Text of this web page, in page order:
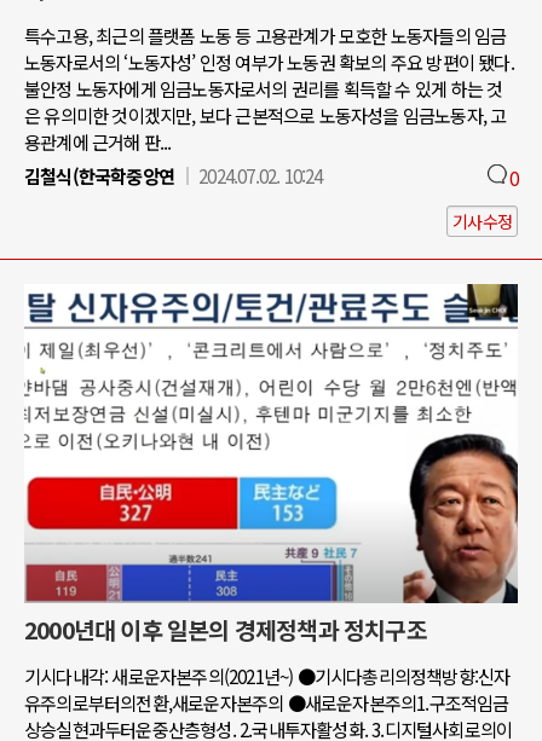
특수고용, 최근의 플랫폼 노동 등 고용관계가 모호한 노동자들의 임금
노동자로서의 ‘노동자성’ 인정 여부가 노동권 확보의 주요 방편이 됐다.
불안정 노동자에게 임금노동자로서의 권리를 획득할 수 있게 하는 것
은 유의미한 것이겠지만, 보다 근본적으로 노동자성을 임금노동자, 고
용관계에 근거해 판...
김철식(한국학중앙연
2024.07.02. 10:24 0
기사수정
2000년대 이후 일본의 경제정책과 정치구조
기시다내각: 새로운자본주의(2021년~) ●기시다총리의정책방향:신자
유주의로부터의전환,새로운자본주의 ●새로운자본주의1.구조적임금
상승실현과두터운중산층형성. 2.국내투자활성화. 3.디지털사회로의이